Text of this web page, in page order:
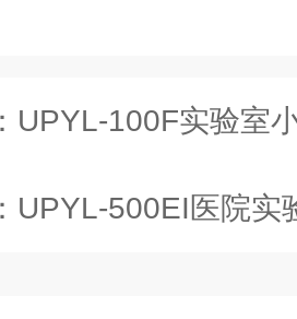
UPYL-100F实验室
UPYL-500EI医院实